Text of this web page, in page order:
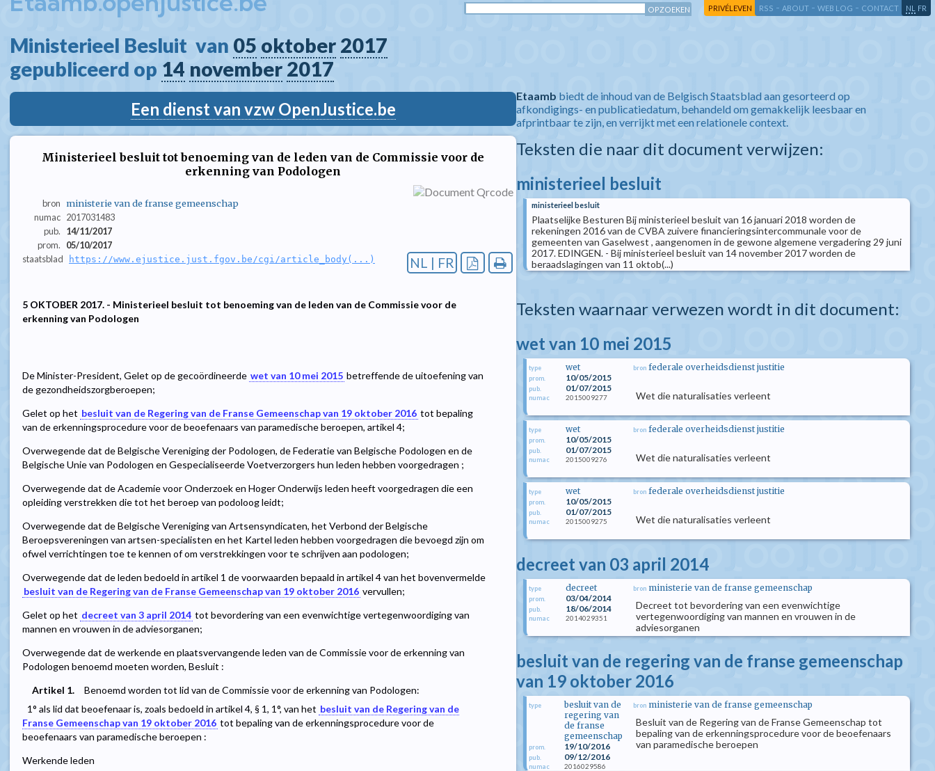
PRIVÉLEVEN RSS - ABOUT - WEB LOG - CONTACT NL FR
Ministerieel Besluit  van 05 oktober 2017
gepubliceerd op 14 november 2017
Een dienst van vzw OpenJustice.be
Ministerieel besluit tot benoeming van de leden van de Commissie voor de
erkenning van Podologen
bron ministerie van de franse gemeenschap
numac 2017031483
pub.
14/11/2017
prom.
05/10/2017
staatsblad
https://www.ejustice.just.fgov.be/cgi/article_body(...) NL | FR
5 OKTOBER 2017. - Ministerieel besluit tot benoeming van de leden van de Commissie voor de
erkenning van Podologen
De Minister-President, Gelet op de gecoördineerde wet van 10 mei 2015 betreffende de uitoefening van
de gezondheidszorgberoepen;
Gelet op het besluit van de Regering van de Franse Gemeenschap van 19 oktober 2016 tot bepaling
van de erkenningsprocedure voor de beoefenaars van paramedische beroepen, artikel 4;
Overwegende dat de Belgische Vereniging der Podologen, de Federatie van Belgische Podologen en de
Belgische Unie van Podologen en Gespecialiseerde Voetverzorgers hun leden hebben voorgedragen ;
Overwegende dat de Academie voor Onderzoek en Hoger Onderwijs leden heeft voorgedragen die een
opleiding verstrekken die tot het beroep van podoloog leidt;
Overwegende dat de Belgische Vereniging van Artsensyndicaten, het Verbond der Belgische
Beroepsvereningen van artsen-specialisten en het Kartel leden hebben voorgedragen die bevoegd zijn om
ofwel verrichtingen toe te kennen of om verstrekkingen voor te schrijven aan podologen;
Overwegende dat de leden bedoeld in artikel 1 de voorwaarden bepaald in artikel 4 van het bovenvermelde
besluit van de Regering van de Franse Gemeenschap van 19 oktober 2016 vervullen;
Gelet op het decreet van 3 april 2014 tot bevordering van een evenwichtige vertegenwoordiging van
mannen en vrouwen in de adviesorganen;
Overwegende dat de werkende en plaatsvervangende leden van de Commissie voor de erkenning van
Podologen benoemd moeten worden, Besluit :
Artikel 1.
Benoemd worden tot lid van de Commissie voor de erkenning van Podologen:
1° als lid dat beoefenaar is, zoals bedoeld in artikel 4, § 1, 1°, van het besluit van de Regering van de
Franse Gemeenschap van 19 oktober 2016 tot bepaling van de erkenningsprocedure voor de
beoefenaars van paramedische beroepen :
Werkende leden
Etaamb biedt de inhoud van de Belgisch Staatsblad aan gesorteerd op
afkondigings- en publicatiedatum, behandeld om gemakkelijk leesbaar en
afprintbaar te zijn, en verrijkt met een relationele context.
Teksten die naar dit document verwijzen:
ministerieel besluit
ministerieel besluit
Plaatselijke Besturen Bij ministerieel besluit van 16 januari 2018 worden de
rekeningen 2016 van de CVBA zuivere financieringsintercommunale voor de
gemeenten van Gaselwest , aangenomen in de gewone algemene vergadering 29 juni
2017. EDINGEN. - Bij ministerieel besluit van 14 november 2017 worden de
beraadslagingen van 11 oktob(...)
Teksten waarnaar verwezen wordt in dit document:
wet van 10 mei 2015
type wet
prom. 10/05/2015
pub. 01/07/2015
numac 2015009277
bron federale overheidsdienst justitie
Wet die naturalisaties verleent
type wet
prom. 10/05/2015
pub. 01/07/2015
numac 2015009276
bron federale overheidsdienst justitie
Wet die naturalisaties verleent
type wet
prom. 10/05/2015
pub. 01/07/2015
numac 2015009275
bron federale overheidsdienst justitie
Wet die naturalisaties verleent
decreet van 03 april 2014
type decreet
prom. 03/04/2014
pub. 18/06/2014
numac 2014029351
bron ministerie van de franse gemeenschap
Decreet tot bevordering van een evenwichtige
vertegenwoordiging van mannen en vrouwen in de
adviesorganen
besluit van de regering van de franse gemeenschap
van 19 oktober 2016
type
besluit van de
regering van
de franse
gemeenschap
prom. 19/10/2016
pub. 09/12/2016
numac 2016029586
bron ministerie van de franse gemeenschap
Besluit van de Regering van de Franse Gemeenschap tot
bepaling van de erkenningsprocedure voor de beoefenaars
van paramedische beroepen